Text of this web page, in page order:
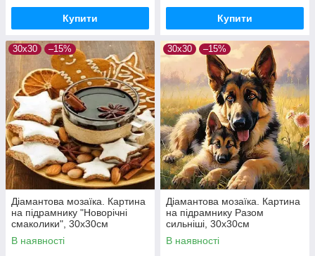
Купити Купити
30x30 –15%
Діамантова мозаїка. Картина
на підрамнику "Новорічні
смаколики", 30х30см
В наявності
30x30 –15%
Діамантова мозаїка. Картина
на підрамнику Разом
сильніші, 30х30см
В наявності